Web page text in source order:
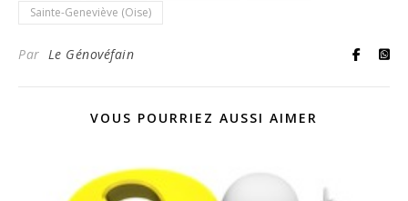
Sainte-Geneviève (Oise)
Par Le Génovéfain
VOUS POURRIEZ AUSSI AIMER